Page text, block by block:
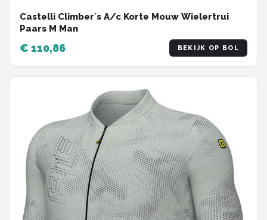
Castelli Climber´s A/c Korte Mouw Wielertrui
Paars M Man
€ 110,86 BEKIJK OP BOL